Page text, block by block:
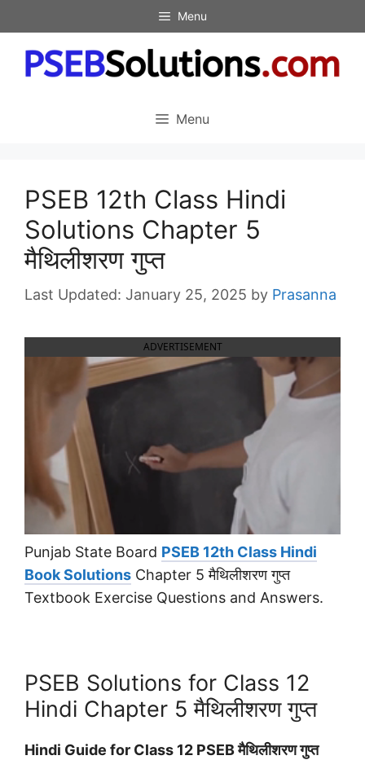
to
content
Menu
Menu
PSEB 12th Class Hindi
Solutions Chapter 5
मैथिलीशरण गुप्त
January 25, 2025 by Prasanna
ADVERTISEMENT
Punjab State Board PSEB 12th Class Hindi
Book Solutions Chapter 5 मैथिलीशरण गुप्त
Textbook Exercise Questions and Answers.
PSEB Solutions for Class 12
Hindi Chapter 5 मैथिलीशरण गुप्त
Hindi Guide for Class 12 PSEB मैथिलीशरण गुप्त